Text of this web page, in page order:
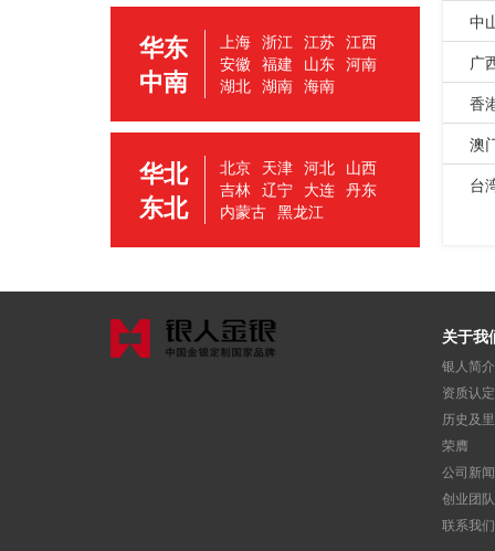
华东
中南
上海 浙江 江苏 江西
安徽 福建 山东 河南
湖北 湖南 海南
华北
东北
北京 天津 河北 山西
吉林 辽宁 大连 丹东
内蒙古 黑龙江
中
广
香
澳
台
关于我
银人简介
资质认定
历史及
荣膺
公司新
创业团队
联系我们